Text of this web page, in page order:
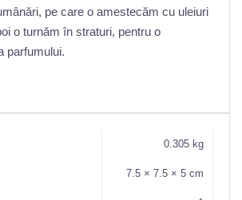
pe care o amestecăm cu uleiuri
o turnăm în straturi, pentru o
parfumului.
0.305 kg
7.5 × 7.5 × 5 cm